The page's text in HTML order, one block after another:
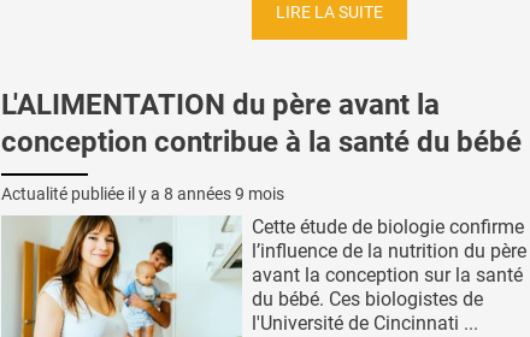
LIRE LA SUITE
L'ALIMENTATION du père avant la
conception contribue à la santé du bébé
Actualité publiée il y a 8 années 9 mois
Cette étude de biologie confirme
l’influence de la nutrition du père
avant la conception sur la santé
du bébé. Ces biologistes de
l'Université de Cincinnati ...